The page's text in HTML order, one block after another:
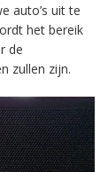
auto’s uit te
het bereik
de
zullen zijn.